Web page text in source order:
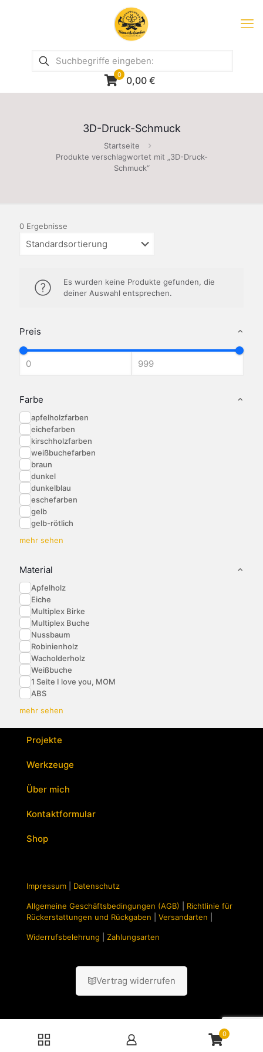
0 0,00 €
3D-Druck-Schmuck
Startseite
Produkte verschlagwortet mit „3D-Druck-
Schmuck“
Preis
Farbe
apfelholzfarben
eichefarben
kirschholzfarben
weißbuchefarben
braun
dunkel
dunkelblau
eschefarben
gelb
gelb-rötlich
mehr sehen
Material
Apfelholz
Eiche
Multiplex Birke
Multiplex Buche
Nussbaum
Robinienholz
Wacholderholz
Weißbuche
1 Seite I love you, MOM
ABS
mehr sehen
0 Ergebnisse
Es wurden keine Produkte gefunden, die
deiner Auswahl entsprechen.
Projekte
Werkzeuge
Über mich
Kontaktformular
Shop
Impressum Datenschutz
Allgemeine Geschäftsbedingungen (AGB)
Richtlinie für
Rückerstattungen und Rückgaben
Versandarten
Widerrufsbelehrung Zahlungsarten
Vertrag widerrufen
0